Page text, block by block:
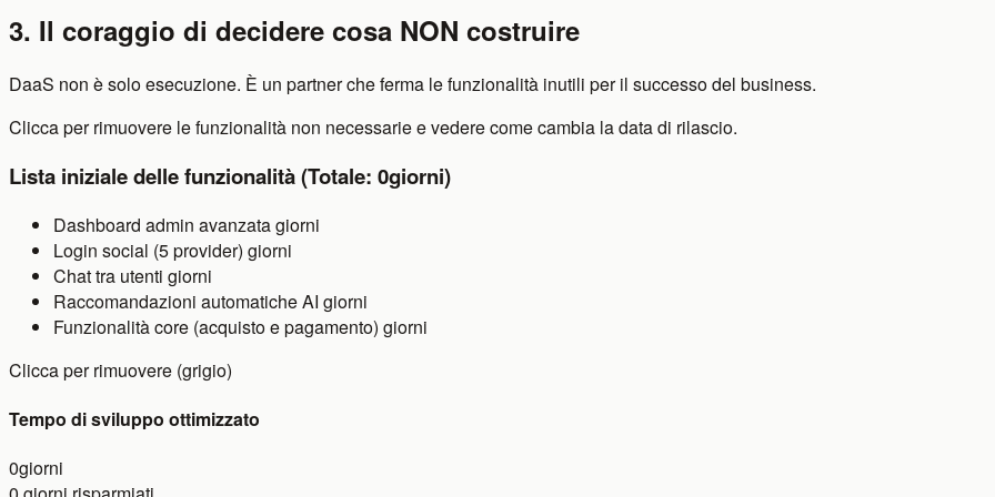
3. Il coraggio di decidere cosa NON costruire
DaaS non è solo esecuzione. È un partner che ferma le funzionalità inutili per il successo del business.
Clicca per rimuovere le funzionalità non necessarie e vedere come cambia la data di rilascio.
Lista iniziale delle funzionalità (Totale: 0giorni)
Dashboard admin avanzatagiorni
Login social (5 provider) giorni
Chat tra utenti giorni
Raccomandazioni automatiche AI giorni
Funzionalità core (acquisto e pagamento) giorni
Clicca per rimuovere (grigio)
Tempo di sviluppo ottimizzato
0giorni